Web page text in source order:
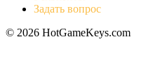
Задать вопрос
© 2026 HotGameKeys.com